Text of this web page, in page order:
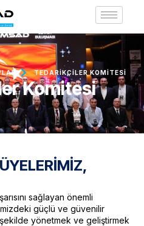
TEDARIKÇILER KOMITESI
Komitesi
sağlayan önemli
güçlü ve güvenilir
yönetmek ve geliştirmek